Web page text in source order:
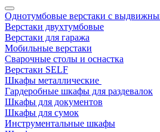
Однотумбовые верстаки с
Верстаки двухтумбовые
Верстаки для гаража
Мобильные верстаки
Сварочные столы и оснастка
Верстаки SELF
Шкафы металлические
Гардеробные шкафы для раздевалок
Шкафы для документов
Шкафы для сумок
Инструментальные шкафы